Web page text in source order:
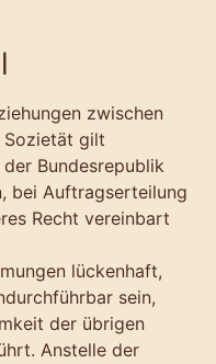
zwischen
Sozietät gilt
Bundesrepublik
bei Auftragserteilung
Recht vereinbart
lückenhaft,
sein,
der übrigen
Anstelle der